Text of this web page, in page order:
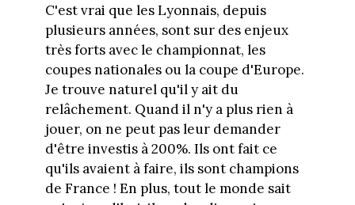
C'est vrai que les Lyonnais, depuis
plusieurs années, sont sur des enjeux
très forts avec le championnat, les
coupes nationales ou la coupe d'Europe.
Je trouve naturel qu'il y ait du
relâchement. Quand il n'y a plus rien à
jouer, on ne peut pas leur demander
d'être investis à 200%. Ils ont fait ce
qu'ils avaient à faire, ils sont champions
de France ! En plus, tout le monde sait